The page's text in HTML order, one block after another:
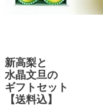
新高梨と
水晶文旦の
ギフトセット
【送料込】